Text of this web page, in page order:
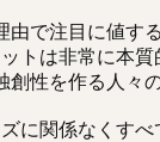
で注目に値す
トは非常に本質
創性を作る人々の
に関係なくす